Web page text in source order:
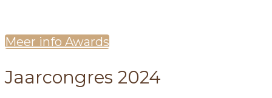
Meer info Awards
Jaarcongres 2024